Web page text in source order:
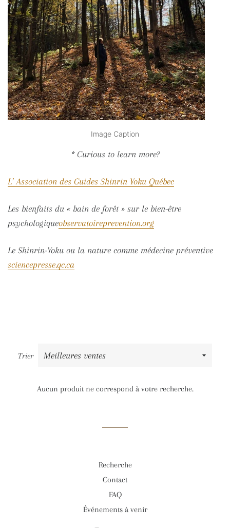
Image Caption
* Curious to learn more?
L’ Association des Guides Shinrin Yoku Québec
Les bienfaits du « bain de forêt » sur le bien-être
psychologiqueobservatoireprevention.org
Le Shinrin-Yoku ou la nature comme médecine préventive
sciencepresse.qc.ca
Trier
Aucun produit ne correspond à votre recherche.
Recherche
Contact
FAQ
Événements à venir